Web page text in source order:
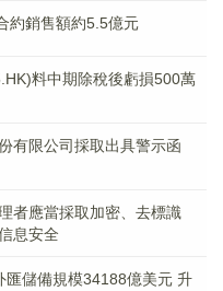
約銷售額約5.5億元
料中期除稅後虧損500萬
有限公司採取出具警示函
者應當採取加密、去標識
息安全
匯儲備規模34188億美元 升